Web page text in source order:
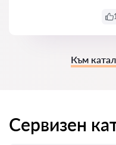
Към
Сервизен